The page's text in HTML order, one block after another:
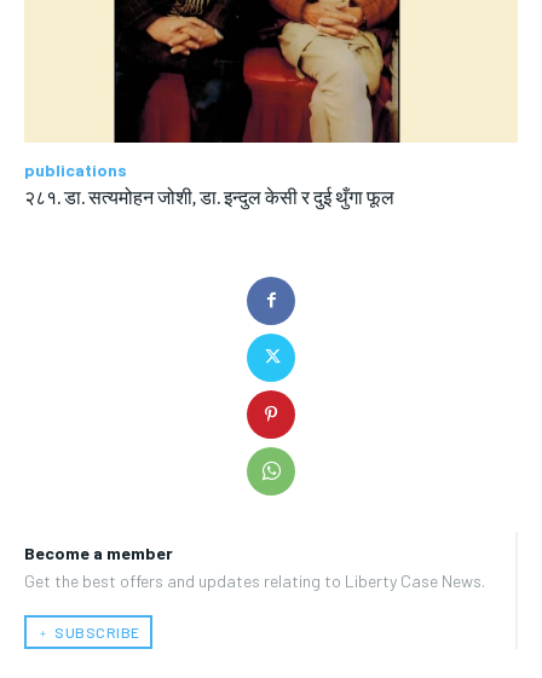
Become a member
Get the best offers and updates relating to Liberty Case News.
﹢ SUBSCRIBE
publications
२८१. डा. सत्यमोहन जोशी, डा. इन्दुल केसी र दुई थुँगा फूल